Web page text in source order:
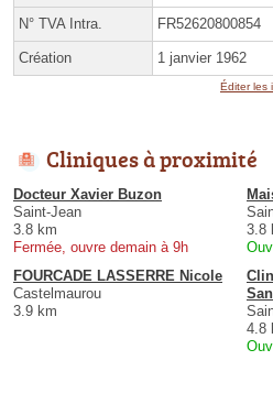
N° TVA Intra. FR52620800854
Création 1 janvier 1962
Éditer les
Cliniques à proximité
Docteur Xavier Buzon
Saint-Jean
3.8 km
Fermée, ouvre demain à 9h
3.8
FOURCADE LASSERRE Nicole
Castelmaurou
3.9 km
4.8